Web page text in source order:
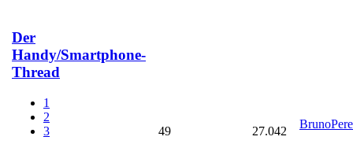
Der
Handy/Smartphone-
Thread
1
2
3
49 27.042